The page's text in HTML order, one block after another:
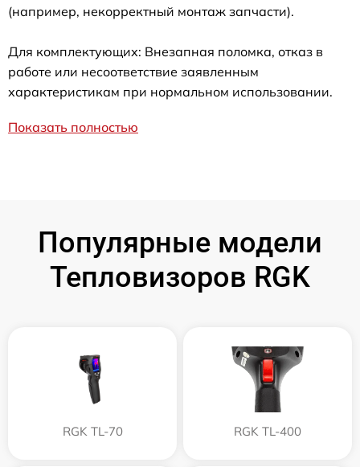
(например, некорректный монтаж запчасти).
Для комплектующих: Внезапная поломка, отказ в
работе или несоответствие заявленным
характеристикам при нормальном использовании.
Показать полностью
Популярные модели
Тепловизоров RGK
RGK TL-70 RGK TL-400